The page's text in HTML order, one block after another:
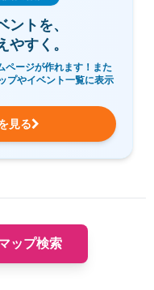
ントを、
やすく。
ページが作れます！また
プやイベント一覧に表示
見る
ップ検索